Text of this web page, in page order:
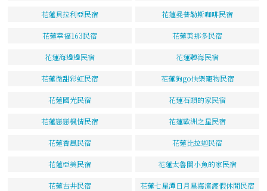
花蓮貝拉利亞民宿 花蓮曼普勒斯咖啡民宿
花蓮幸福163民宿 花蓮美那多民宿
花蓮海邊邊民宿 花蓮聽海民宿
花蓮微甜彩虹民宿 花蓮狗go快樂寵物民宿
花蓮國光民宿 花蓮石頭的家民宿
花蓮戀戀楓情民宿 花蓮歐洲之星民宿
花蓮香風民宿 花蓮比拉迦民宿
花蓮亞美民宿 花蓮太魯閣小魚的家民宿
花蓮古井民宿 花蓮七星潭日月星海濱渡假休閒民宿